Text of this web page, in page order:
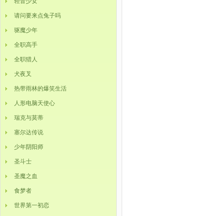
请问要来点兔子吗
驱魔少年
全职高手
全职猎人
犬夜叉
热带雨林的爆笑生活
人形电脑天使心
瑞克与莫蒂
塞尔达传说
少年阴阳师
圣斗士
圣魔之血
食梦者
世界第一初恋